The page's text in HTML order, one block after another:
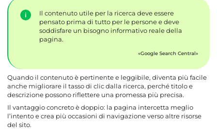
Il contenuto utile per la ricerca deve essere
pensato prima di tutto per le persone e deve
soddisfare un bisogno informativo reale della
pagina.
Google Search Central
Quando il contenuto è pertinente e leggibile, diventa più facile
anche migliorare il tasso di clic dalla ricerca, perché titolo e
descrizione possono riflettere una promessa più precisa.
Il vantaggio concreto è doppio: la pagina intercetta meglio
l’intento e crea più occasioni di navigazione verso altre risorse
del sito.